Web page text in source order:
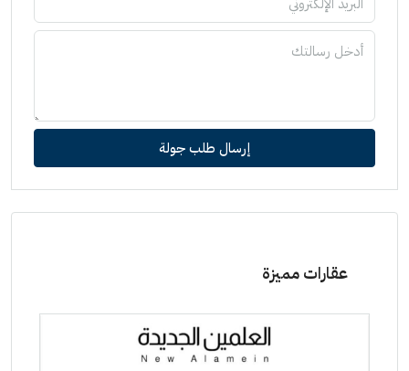
إرسال طلب جولة
عقارات مميزة